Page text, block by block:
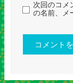
次回のコメ
の名前、メ